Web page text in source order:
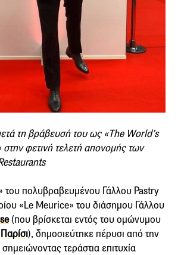
τη βράβευσή του ως «The World’s
φετινή τελετή απονομής των
του πολυβραβευμένου Γάλλου Pastry
«Le Meurice» του διάσημου Γάλλου
(που βρίσκεται εντός του ομώνυμου
Παρίσι), δημοσιεύτηκε πέρυσι από την
τεράστια επιτυχία